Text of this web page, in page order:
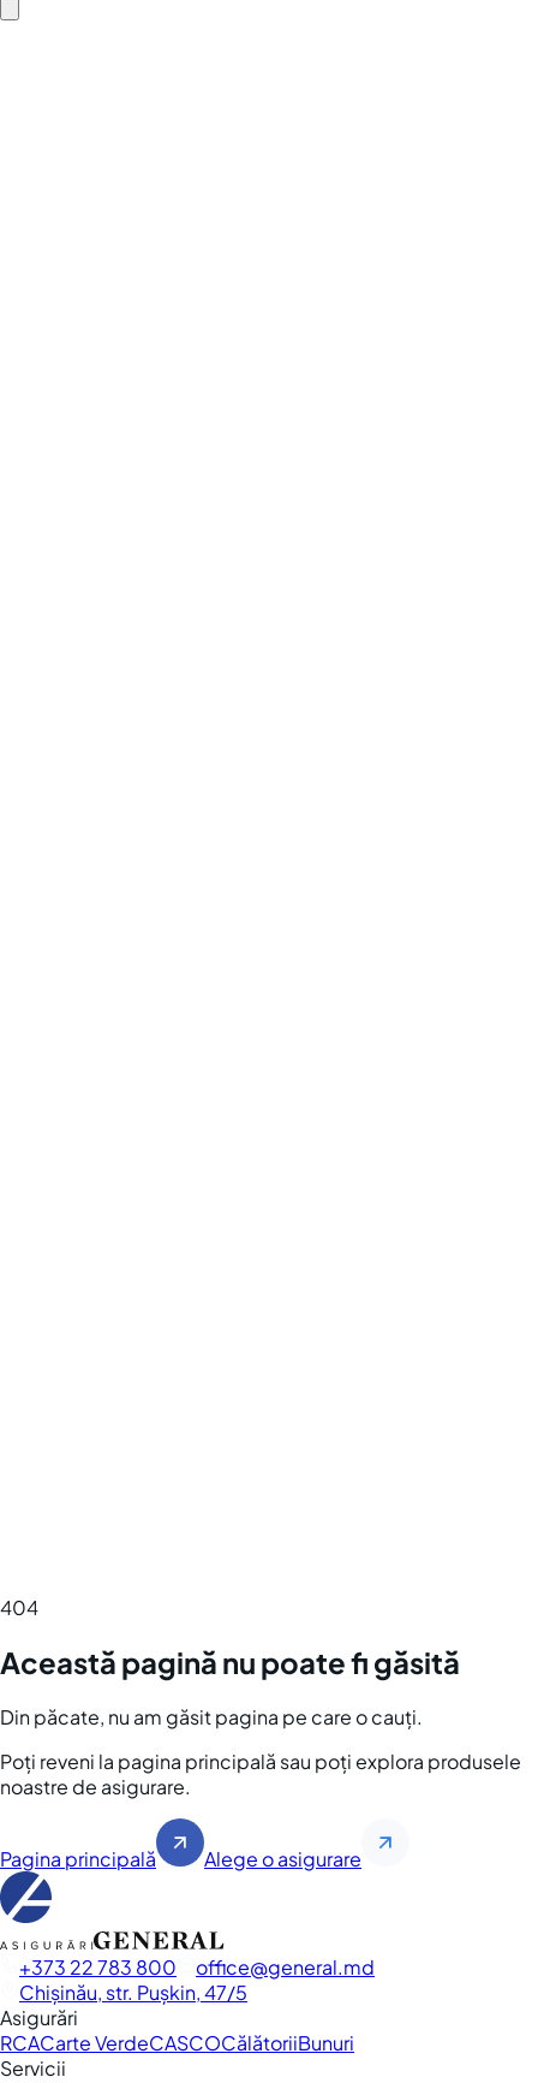
404
Această pagină nu poate fi găsită
Din păcate, nu am găsit pagina pe care o cauți.
Poți reveni la pagina principală sau poți explora produsele
noastre de asigurare.
Pagina principală Alege o asigurare
+373 22 783 800 office
general.md
Chișinău, str. Pușkin, 47/5
Asigurări
RCACarte VerdeCASCOCălătoriiBunuri
Servicii